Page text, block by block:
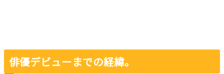
俳優デビューまでの経緯。